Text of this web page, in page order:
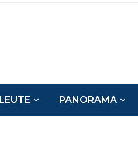
LEUTE PANORAMA